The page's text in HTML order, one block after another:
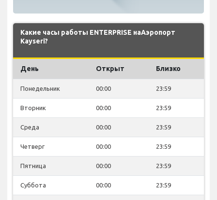
Какие часы работы ENTERPRISE наАэропорт
Kayseri?
День Открыт Близко
Понедельник 00:00 23:59
Вторник 00:00 23:59
Среда 00:00 23:59
Четверг 00:00 23:59
Пятница 00:00 23:59
Суббота 00:00 23:59